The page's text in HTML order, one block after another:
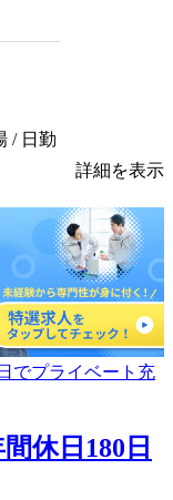
/ 日勤
詳細を表示
休日180日